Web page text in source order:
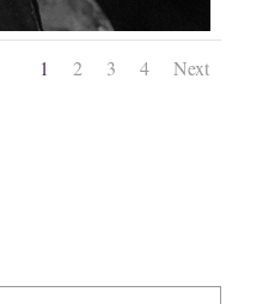
1 2 3 4 Next